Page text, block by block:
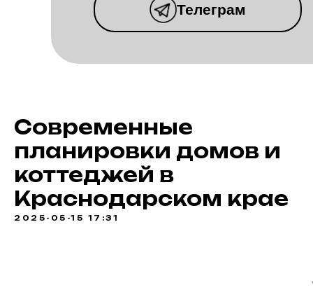
ВИНОГРАДНАЯ
ДОЛИНА
Телеграм
Современные
планировки домов и
коттеджей в
Краснодарском крае
2025-05-15 17:31